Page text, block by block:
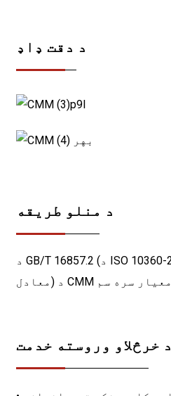
د دقت ډاډ
د منلو طریقه
د GB/T 16857.2 (د ISO 10360-2/JJF 1064-2010 سره
د خرڅلاو وروسته خدمت